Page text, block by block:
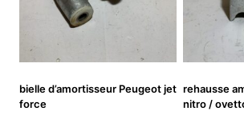
bielle d’amortisseur Peugeot jet
force
rehausse
nitro /